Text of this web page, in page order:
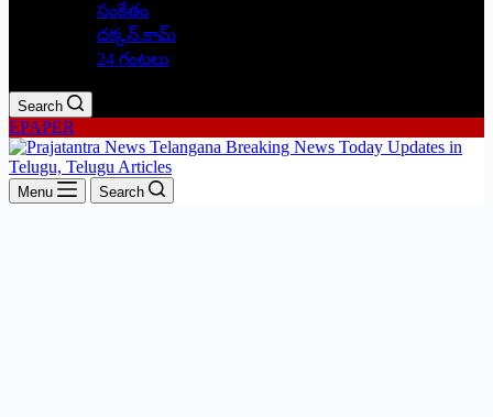
సంకేతం
దక్కన్.కామ్
24 గంటలు
Search
EPAPER
Menu Search